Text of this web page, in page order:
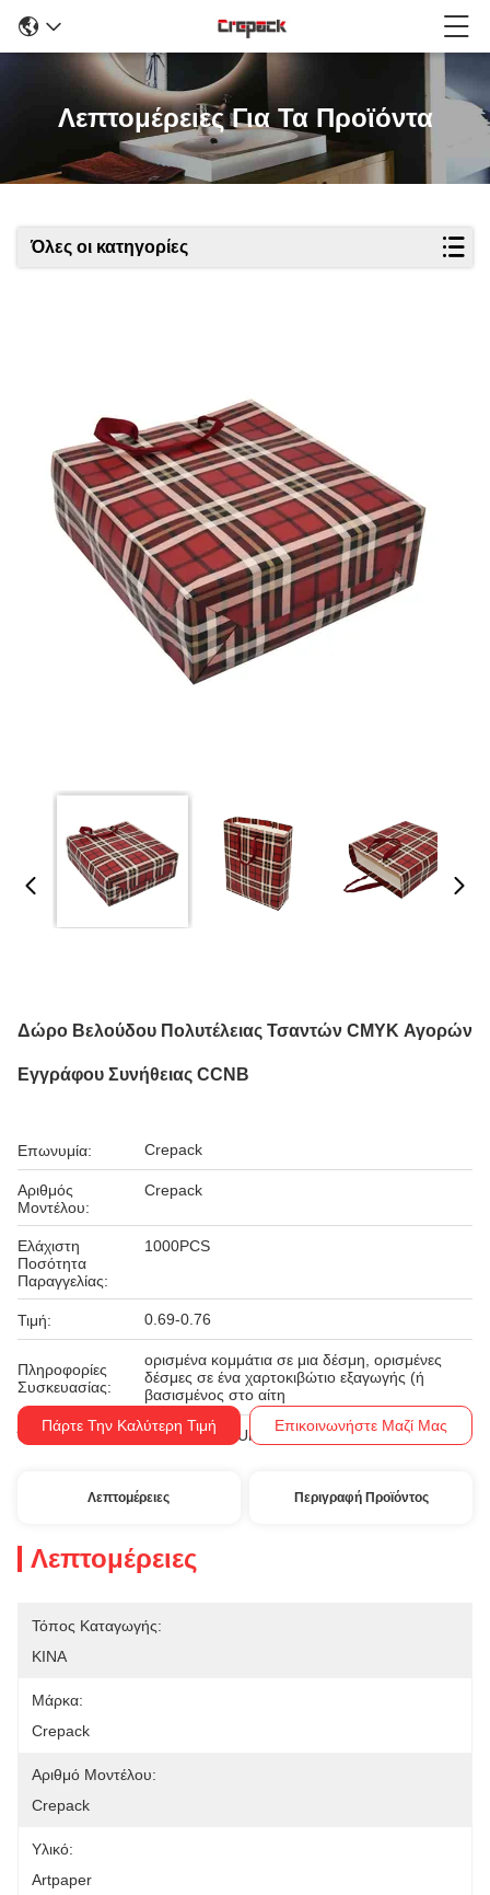
Λεπτομέρειες Για Τα Προϊόντα
Όλες οι κατηγορίες
Δώρο Βελούδου Πολυτέλειας Τσαντών CMYK Αγορών
Εγγράφου Συνήθειας CCNB
Επωνυμία: Crepack
Αριθμός
Μοντέλου:
Crepack
Ελάχιστη
Ποσότητα
Παραγγελίας:
1000PCS
Τιμή: 0.69-0.76
Πληροφορίες
Συσκευασίας:
ορισμένα κομμάτια σε μια δέσμη, ορισμένες
δέσμες σε ένα χαρτοκιβώτιο εξαγωγής (ή
βασισμένος στο αίτη
Όροι Πληρωμής: T/T, Western Union
Πάρτε Την Καλύτερη Τιμή Επικοινωνήστε Μαζί Μας
Λεπτομέρειες Περιγραφή Προϊόντος
Λεπτομέρειες
Τόπος Καταγωγής:
ΚΙΝΑ
Μάρκα:
Crepack
Αριθμό Μοντέλου:
Crepack
Υλικό:
Artpaper